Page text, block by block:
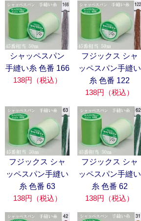
シャッペスパン
手縫い糸 色番 166
138円（税込）
フジックス シャ
ッペスパン手縫い
糸 色番 122
138円（税込）
フジックス シャ
ッペスパン手縫い
糸 色番 63
138円（税込）
フジックス シャ
ッペスパン手縫い
糸 色番 62
138円（税込）